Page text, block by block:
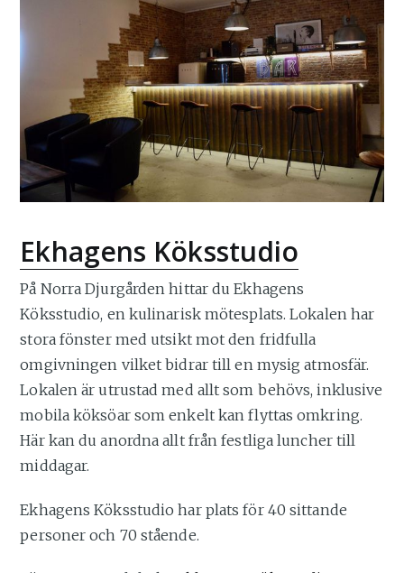
Ekhagens Köksstudio
På Norra Djurgården hittar du Ekhagens
Köksstudio, en kulinarisk mötesplats. Lokalen har
stora fönster med utsikt mot den fridfulla
omgivningen vilket bidrar till en mysig atmosfär.
Lokalen är utrustad med allt som behövs, inklusive
mobila köksöar som enkelt kan flyttas omkring.
Här kan du anordna allt från festliga luncher till
middagar.
Ekhagens Köksstudio har plats för 40 sittande
personer och 70 stående.